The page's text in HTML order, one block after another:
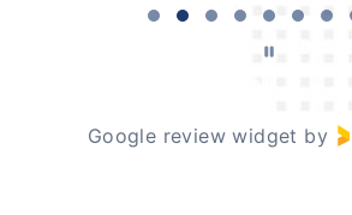
Google review widget by